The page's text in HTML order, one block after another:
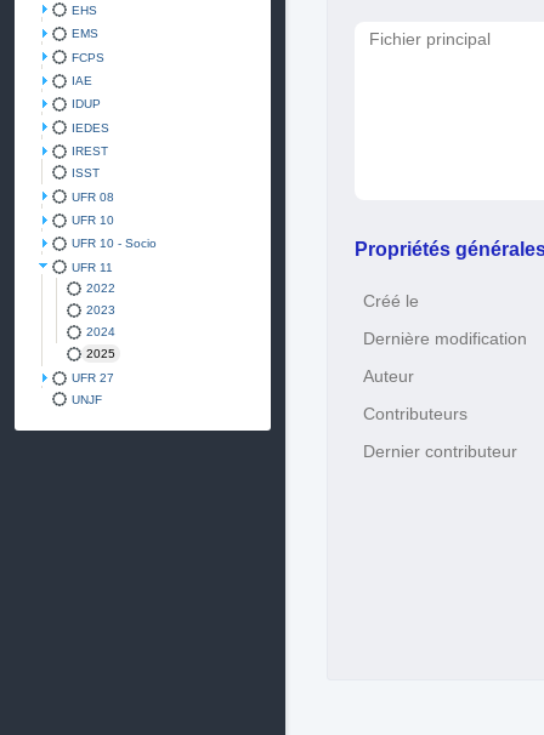
EHS
EMS
FCPS
IAE
IDUP
IEDES
IREST
ISST
UFR 08
UFR 10
UFR 10 - Socio
UFR 11
2022
2023
2024
2025
UFR 27
UNJF
Fichier principal
Propriétés
Créé le
Dernière modification
Auteur
Contributeurs
Dernier contributeur